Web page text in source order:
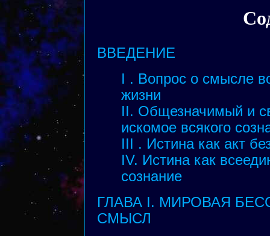
ВВЕДЕНИЕ
I . Вопрос о смысле
жизни
II. Общезначимый и
искомое всякого
III . Истина как акт
IV. Истина как
сознание
ГЛАВА I. МИРОВАЯ
СМЫСЛ